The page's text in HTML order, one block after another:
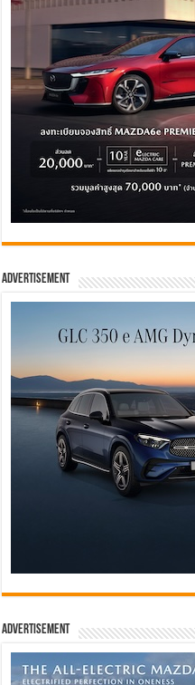
Advertisement
Advertisement